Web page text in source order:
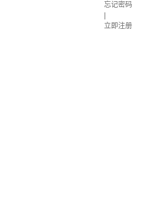
忘记密码
立即注册